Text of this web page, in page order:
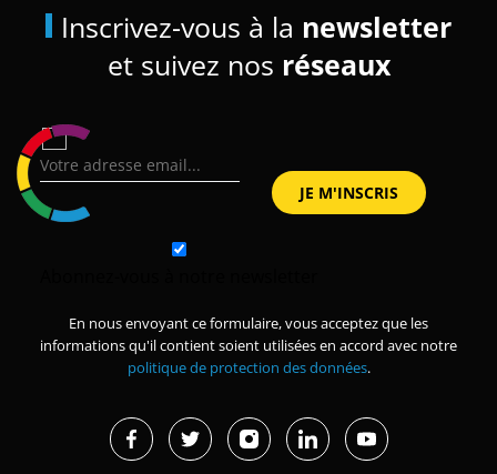
Inscrivez-vous à la newsletter
et suivez nos réseaux
En nous envoyant ce formulaire, vous acceptez que les
informations qu'il contient soient utilisées en accord avec notre
politique de protection des données.